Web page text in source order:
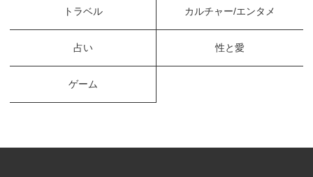
トラベル カルチャー/エンタメ
占い 性と愛
ゲーム